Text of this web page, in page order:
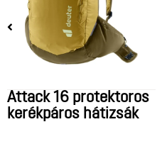
Attack 16 protektoros
kerékpáros hátizsák